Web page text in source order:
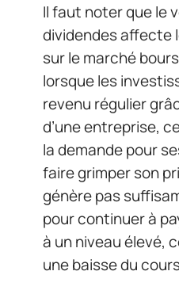
Il faut noter que le
dividendes affecte
sur le marché
lorsque les
revenu régulier
d’une entreprise,
la demande pour
faire grimper son
génère pas
pour continuer à
à un niveau élevé,
une baisse du